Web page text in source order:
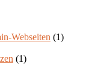
Webseiten (1)
(1)